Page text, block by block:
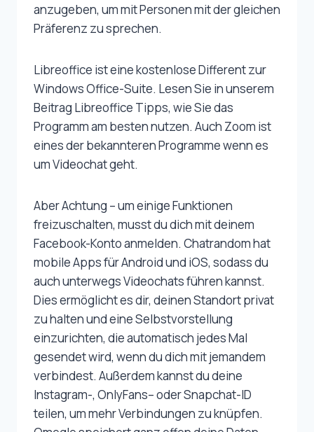
anzugeben, um mit Personen mit der gleichen
Präferenz zu sprechen.
Libreoffice ist eine kostenlose Different zur
Windows Office-Suite. Lesen Sie in unserem
Beitrag Libreoffice Tipps, wie Sie das
Programm am besten nutzen. Auch Zoom ist
eines der bekannteren Programme wenn es
um Videochat geht.
Aber Achtung – um einige Funktionen
freizuschalten, musst du dich mit deinem
Facebook-Konto anmelden. Chatrandom hat
mobile Apps für Android und iOS, sodass du
auch unterwegs Videochats führen kannst.
Dies ermöglicht es dir, deinen Standort privat
zu halten und eine Selbstvorstellung
einzurichten, die automatisch jedes Mal
gesendet wird, wenn du dich mit jemandem
verbindest. Außerdem kannst du deine
Instagram-, OnlyFans– oder Snapchat-ID
teilen, um mehr Verbindungen zu knüpfen.